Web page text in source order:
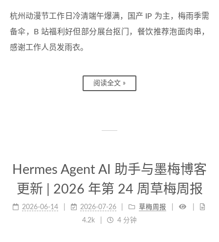
杭州动漫节工作日冷清端午爆满，国产 IP 为主，梅雨季需
备伞，B 站福利好但部分展台抠门，餐饮推荐泡面肉串，
感谢工作人员发雨衣。
阅读全文 »
Hermes Agent AI 助手与墨梅博客
更新 | 2026 年第 24 周草梅周报
2026-06-14 2026-07-26
草梅周报
4.2k
4 分钟